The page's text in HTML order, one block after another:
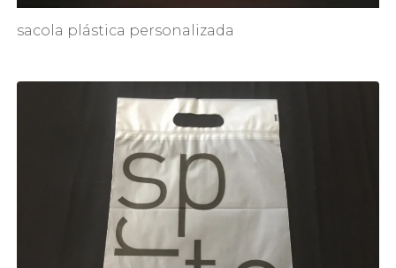
sacola plástica personalizada